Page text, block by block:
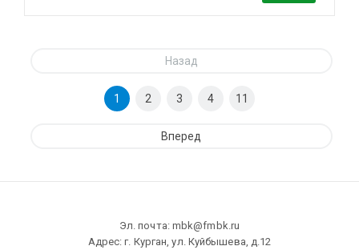
Назад
1 2 3 4 11
Вперед
Эл. почта: mbk@fmbk.ru
Адрес: г. Курган, ул. Куйбышева, д.12